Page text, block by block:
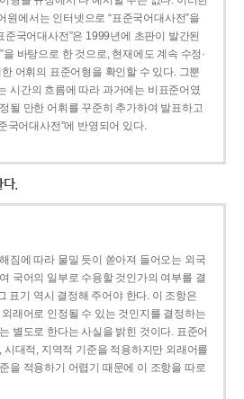
원에서는 인터넷으로 “표준국어대사전”을
준국어대사전”은 1999년에 초판이 발간된
을 바탕으로 한 것으로, 현재에도 계속 수정·
어휘의 표준어형을 확인할 수 있다. 그뿐
시간의 흐름에 따라 과거에는 비표준어였
될 만한 어휘를 꾸준히 추가하여 발표하고
국어대사전”에 반영되어 있다.
.
짐에 따라 물밀 듯이 쏟아져 들어오는 외국
국어의 일부로 수용할 것인가의 여부를 결
표기 역시 결정해 주어야 한다. 이 조항은
래어로 인정될 수 있는 것인지를 결정하는
별도로 한다는 사실을 밝힌 것이다. 표준어
시대적, 지역적 기준을 적용하지만 외래어를
을 적용하기 어렵기 때문에 이 조항을 따로